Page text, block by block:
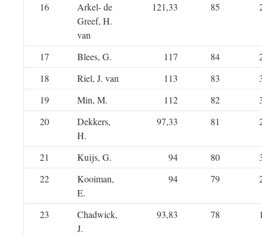
16
Arkel- de
Greef, H.
van
121,33 85
17 Blees, G. 117 84
18
Riel, J. van 113 83
19
Min, M. 112 82
20
Dekkers,
H.
97,33 81
21 Kuijs, G. 94 80
22
Kooiman,
E.
94 79
23
Chadwick,
J.
93,83 78